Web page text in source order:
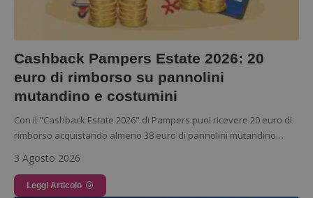
Cashback Pampers Estate 2026: 20
euro di rimborso su pannolini
mutandino e costumini
Con il "Cashback Estate 2026" di Pampers puoi ricevere 20 euro di
rimborso acquistando almeno 38 euro di pannolini mutandino…
3 Agosto 2026
Leggi Articolo